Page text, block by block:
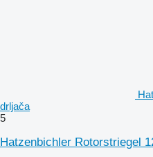
drljača
5
Hatzenbichler Rotorstriegel